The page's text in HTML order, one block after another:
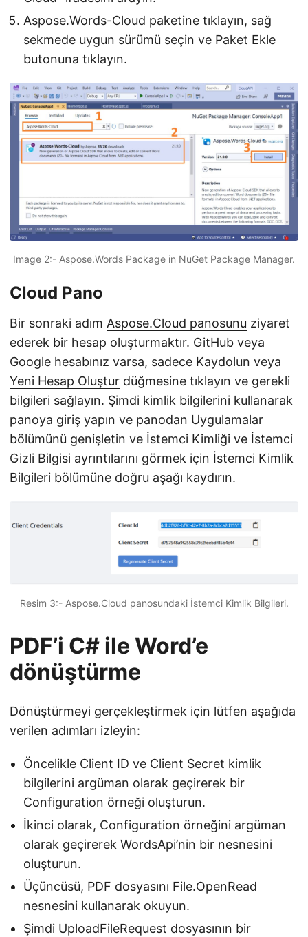
Aspose.Words-Cloud paketine tıklayın, sağ
sekmede uygun sürümü seçin ve Paket Ekle
butonuna tıklayın.
Image 2:- Aspose.Words Package in NuGet Package Manager.
Cloud Pano
Bir sonraki adım Aspose.Cloud panosunu ziyaret
ederek bir hesap oluşturmaktır. GitHub veya
Google hesabınız varsa, sadece Kaydolun veya
Yeni Hesap Oluştur düğmesine tıklayın ve gerekli
bilgileri sağlayın. Şimdi kimlik bilgilerini kullanarak
panoya giriş yapın ve panodan Uygulamalar
bölümünü genişletin ve İstemci Kimliği ve İstemci
Gizli Bilgisi ayrıntılarını görmek için İstemci Kimlik
Bilgileri bölümüne doğru aşağı kaydırın.
Resim 3:- Aspose.Cloud panosundaki İstemci Kimlik Bilgileri.
PDF’i C# ile Word’e
dönüştürme
Dönüştürmeyi gerçekleştirmek için lütfen aşağıda
verilen adımları izleyin:
Öncelikle Client ID ve Client Secret kimlik
bilgilerini argüman olarak geçirerek bir
Configuration örneği oluşturun.
İkinci olarak, Configuration örneğini argüman
olarak geçirerek WordsApi’nin bir nesnesini
oluşturun.
Üçüncüsü, PDF dosyasını File.OpenRead
nesnesini kullanarak okuyun.
Şimdi UploadFileRequest dosyasının bir